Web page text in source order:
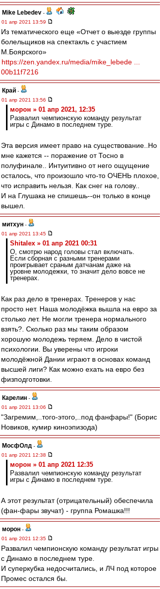
Mike Lebedev -
01 апр 2021 13:59
Из тематического еще «Отчет о выезде группы
болельщиков на спектакль с участием
М.Боярского»
https://zen.yandex.ru/media/mike_lebede ...
00b11f7216
Край -
01 апр 2021 13:56
морон » 01 апр 2021, 12:35
Развалил чемпионскую команду результат
игры с Динамо в последнем туре.
Эта версия имеет право на существование..Но
мне кажется -- поражение от Тосно в
полуфинале.. Интуитивно от него ощущение
осталось, что произошло что-то ОЧЕНЬ плохое,
что исправить нельзя. Как снег на голову..
И на Глушака не спишешь--он только в конце
вышел.
митхун -
01 апр 2021 13:45
Shitalex » 01 апр 2021 00:31
О, смотрю народ головы стал включать.
Если сборная с разными тренерами
проигрывает сраным датчанам даже на
уровне молодежки, то значит дело вовсе не
тренерах.
Как раз дело в тренерах. Тренеров у нас
просто нет. Наша молодёжка вышла на евро за
столько лет. Не могли тренера нормального
взять?. Сколько раз мы таким образом
хорошую молодежь теряем. Дело в чистой
психологии. Вы уверены что игроки
молодёжной Дании играют в основах команд
высшей лиги? Как можно ехать на евро без
физподготовки.
Карелин -
01 апр 2021 13:06
"Загремим,..того-этого,..под фанфары!" (Борис
Новиков, кумир киноэпизода)
МосфОлд -
01 апр 2021 12:38
морон » 01 апр 2021 12:35
Развалил чемпионскую команду результат
игры с Динамо в последнем туре.
А этот результат (отрицательный) обеспечила
(фан-фары звучат) - группа Ромашка!!!
морон -
01 апр 2021 12:35
Развалил чемпионскую команду результат игры
с Динамо в последнем туре.
И суперкубка недосчитались, и ЛЧ под которое
Промес остался бы.